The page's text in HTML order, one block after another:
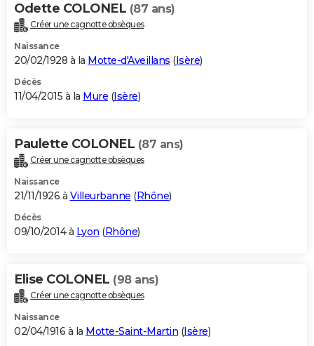
Odette COLONEL (87 ans)
Créer une cagnotte obsèques
Naissance
20/02/1928 à la Motte-d'Aveillans (Isère)
Décès
11/04/2015 à la Mure (Isère)
Paulette COLONEL (87 ans)
Créer une cagnotte obsèques
Naissance
21/11/1926 à Villeurbanne (Rhône)
Décès
09/10/2014 à Lyon (Rhône)
Elise COLONEL (98 ans)
Créer une cagnotte obsèques
Naissance
02/04/1916 à la Motte-Saint-Martin (Isère)